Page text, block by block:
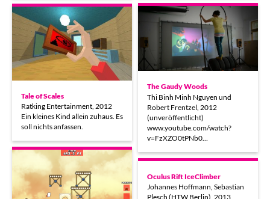
The Gaudy Woods
Thi Binh Minh Nguyen und
Robert Frentzel, 2012
(unveröffentlicht)
www.youtube.com/watch?
v=FzXZO0tPNb0…
Tale of Scales
Ratking Entertainment, 2012
Ein kleines Kind allein zuhaus. Es
soll nichts anfassen.
Oculus Rift IceClimber
Johannes Hoffmann, Sebastian
Plesch (HTW Berlin), 2013